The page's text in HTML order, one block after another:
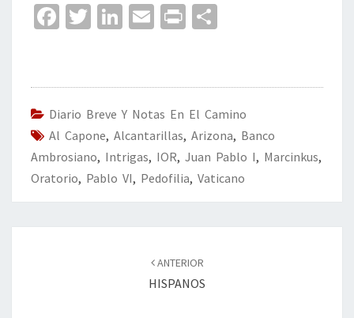
Fa
o
o
k
T
er
Li
dI
n
E
l
Pr
p
ar
tir
Diario Breve Y Notas En El Camino
Al Capone, Alcantarillas, Arizona, Banco
Ambrosiano, Intrigas, IOR, Juan Pablo I, Marcinkus,
Oratorio, Pablo VI, Pedofilia, Vaticano
ANTERIOR
HISPANOS